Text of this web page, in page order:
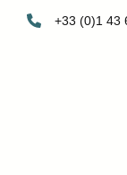
+33 (0)1 43